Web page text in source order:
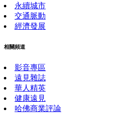
永續城市
交通脈動
經濟發展
相關頻道
影音專區
遠見雜誌
華人精英
健康遠見
哈佛商業評論